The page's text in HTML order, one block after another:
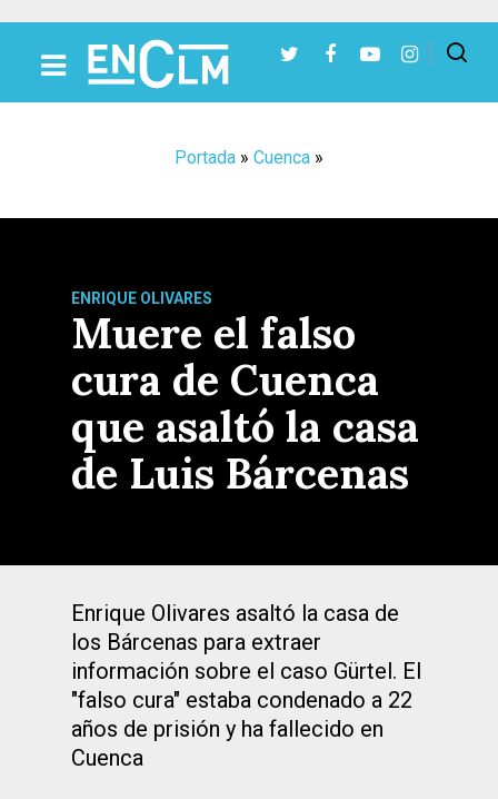
Portada » Cuenca »
ENRIQUE OLIVARES
Muere el falso
cura de Cuenca
que asaltó la casa
de Luis Bárcenas
Enrique Olivares asaltó la casa de
los Bárcenas para extraer
información sobre el caso Gürtel. El
"falso cura" estaba condenado a 22
años de prisión y ha fallecido en
Cuenca